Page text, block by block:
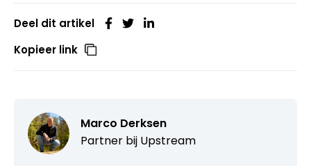
Deel dit artikel
Kopieer link
Marco Derksen
Partner bij Upstream